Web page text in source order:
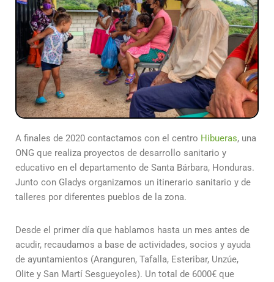
A finales de 2020 contactamos con el centro Hibueras, una
ONG que realiza proyectos de desarrollo sanitario y
educativo en el departamento de Santa Bárbara, Honduras.
Junto con Gladys organizamos un itinerario sanitario y de
talleres por diferentes pueblos de la zona.
Desde el primer día que hablamos hasta un mes antes de
acudir, recaudamos a base de actividades, socios y ayuda
de ayuntamientos (Aranguren, Tafalla, Esteribar, Unzúe,
Olite y San Martí Sesgueyoles). Un total de 6000€ que